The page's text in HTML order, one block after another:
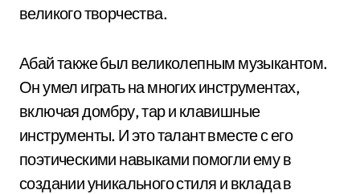
великого творчества.
Абай также был великолепным музыкантом.
Он умел играть на многих инструментах,
включая домбру, тар и клавишные
инструменты. И это талант вместе с его
поэтическими навыками помогли ему в
создании уникального стиля и вклада в